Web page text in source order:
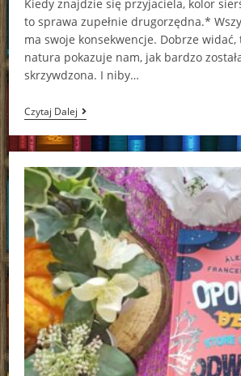
Kiedy znajdzie się przyjaciela, kolor
to sprawa zupełnie drugorzędna.*
ma swoje konsekwencje. Dobrze
natura pokazuje nam, jak bardzo
skrzywdzona. I niby…
Czytaj DalejSilla
Karolina
Lewestam